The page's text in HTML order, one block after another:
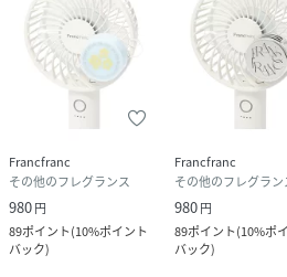
合の責任は負いかねますのであらか
■高温や多湿、直射日光を避けて使
■お子様やペットの手の届かない所
さい。
■長期間の継続的な使用により、
■製品の特性上、成分由来の変色（
見られる場合がありますが、使用
■原産国:中国
Francfranc
その他のフレグランス
980円
89ポイント(10%ポイント
バック)
Francfranc
その他のフレグラン
980円
89ポイント(10%ポ
バック)